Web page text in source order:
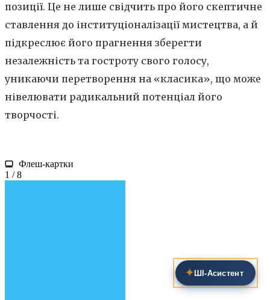
позиції. Це не лише свідчить про його скептичне
ставлення до інституціоналізації мистецтва, а й
підкреслює його прагнення зберегти
незалежність та гостроту свого голосу,
уникаючи перетворення на «класика», що може
нівелювати радикальний потенціал його
творчості.
Флеш-картки
1 / 8
✦ШІ‑Асистент